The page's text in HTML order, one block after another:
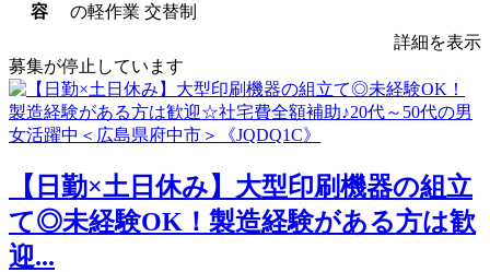
容
の軽作業 交替制
詳細を表示
募集が停止しています
【日勤×土日休み】大型印刷機器の組立
て◎未経験OK！製造経験がある方は歓
迎...